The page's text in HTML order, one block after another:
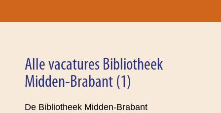
Alle vacatures Bibliotheek
Midden-Brabant (1)
De Bibliotheek Midden-Brabant